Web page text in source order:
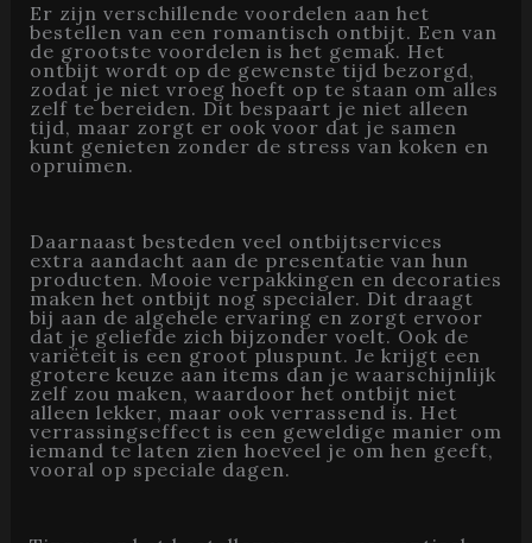
Er zijn verschillende voordelen aan het
bestellen van een romantisch ontbijt. Een van
de grootste voordelen is het gemak. Het
ontbijt wordt op de gewenste tijd bezorgd,
zodat je niet vroeg hoeft op te staan om alles
zelf te bereiden. Dit bespaart je niet alleen
tijd, maar zorgt er ook voor dat je samen
kunt genieten zonder de stress van koken en
opruimen.
Daarnaast besteden veel ontbijtservices
extra aandacht aan de presentatie van hun
producten. Mooie verpakkingen en decoraties
maken het ontbijt nog specialer. Dit draagt
bij aan de algehele ervaring en zorgt ervoor
dat je geliefde zich bijzonder voelt. Ook de
variëteit is een groot pluspunt. Je krijgt een
grotere keuze aan items dan je waarschijnlijk
zelf zou maken, waardoor het ontbijt niet
alleen lekker, maar ook verrassend is. Het
verrassingseffect is een geweldige manier om
iemand te laten zien hoeveel je om hen geeft,
vooral op speciale dagen.